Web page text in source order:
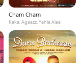
Cham Cham
Kaka, Agaazz, Yahia Alaa